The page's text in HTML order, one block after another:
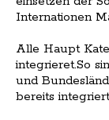
Internationen
Alle Haupt
integrieret.So
und
bereits